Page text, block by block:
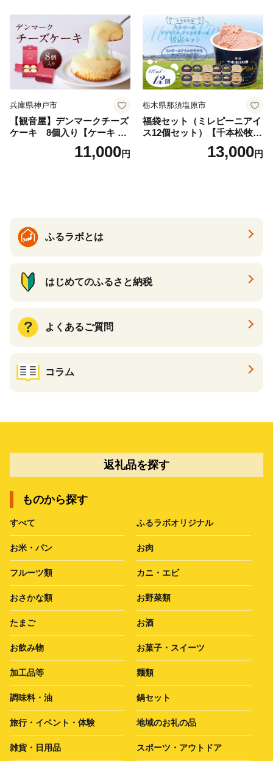
兵庫県神戸市
【観音屋】デンマークチーズ
ケーキ 8個入り【ケーキ チ
ーズケーキ 人気スイーツ お
すすめスイーツ 神戸スイー
11,000円
栃木県那須塩原市
福袋セット（ミレピーニアイ
ス12個セット）【千本松牧
場】 ns025-014-12 【デザー
ト 詰め合わせ ギフト】
13,000円
ふるラボとは
はじめてのふるさと納税
よくあるご質問
コラム
返礼品を探す
ものから探す
すべて ふるラボオリジナル
お米・パン お肉
フルーツ類 カニ・エビ
おさかな類 お野菜類
たまご お酒
お飲み物 お菓子・スイーツ
加工品等 麺類
調味料・油 鍋セット
旅行・イベント・体験 地域のお礼の品
雑貨・日用品 スポーツ・アウトドア